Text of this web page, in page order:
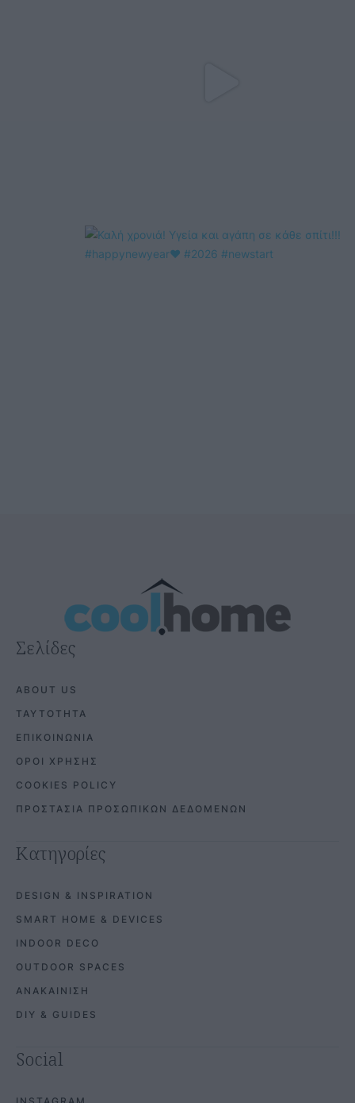
Σελίδες
ABOUT US
ΤΑΥΤΟΤΗΤΑ
ΕΠΙΚΟΙΝΩΝΙΑ
ΟΡΟΙ ΧΡΗΣΗΣ
COOKIES POLICY
ΠΡΟΣΤΑΣΙΑ ΠΡΟΣΩΠΙΚΩΝ ΔΕΔΟΜΕΝΩΝ
Κατηγορίες
DESIGN & INSPIRATION
SMART HOME & DEVICES
INDOOR DECO
OUTDOOR SPACES
ΑΝΑΚΑΙΝΙΣΗ
DIY & GUIDES
Social